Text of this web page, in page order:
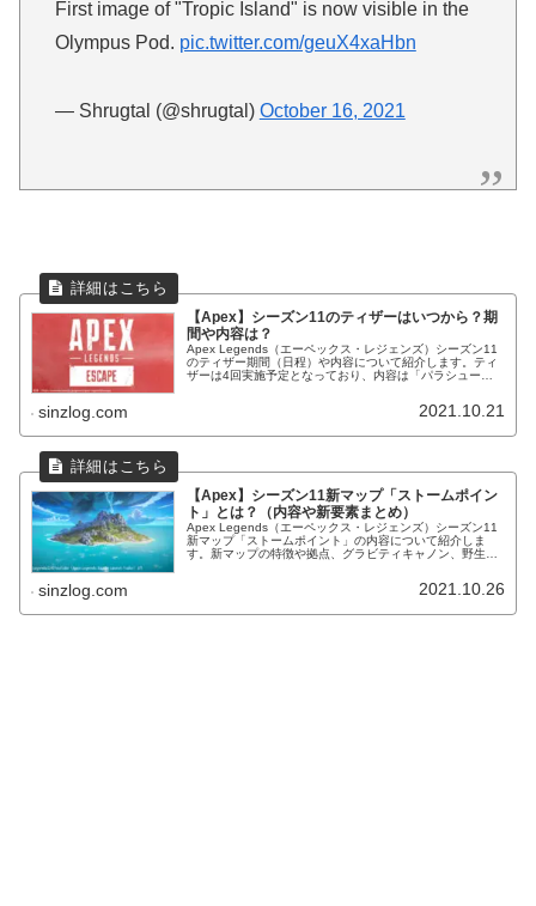
First image of "Tropic Island" is now visible in the
Olympus Pod. pic.twitter.com/geuX4xaHbn
— Shrugtal (@shrugtal) October 16, 2021
【Apex】シーズン11のティザーはいつから？期
間や内容は？
Apex Legends（エーペックス・レジェンズ）シーズン11
のティザー期間（日程）や内容について紹介します。ティ
ザーは4回実施予定となっており、内容は「パラシュート
sinzlog.com 2021.10.21
【Apex】シーズン11新マップ「ストームポイン
ト」とは？（内容や新要素まとめ）
Apex Legends（エーペックス・レジェンズ）シーズン11
新マップ「ストームポイント」の内容について紹介しま
す。新マップの特徴や拠点、グラビティキャノン、野生生
sinzlog.com 2021.10.26